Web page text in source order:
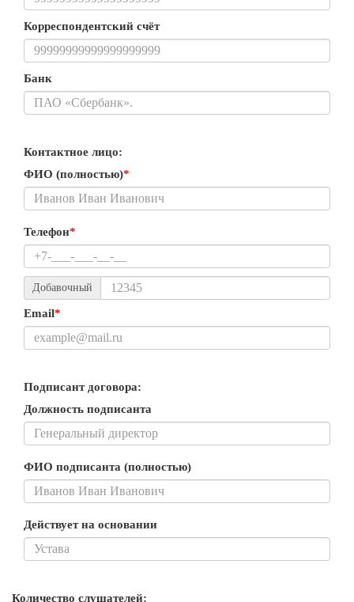
Корреспондентский счёт
Банк
Контактное лицо:
ФИО (полностью)*
Телефон*
Добавочный
Email*
Подписант договора:
Должность подписанта
ФИО подписанта (полностью)
Действует на основании
Количество слушателей: